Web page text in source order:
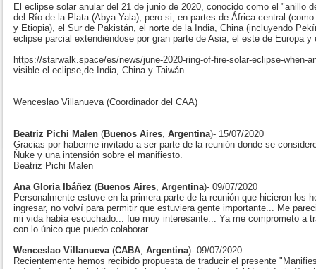
El eclipse solar anular del 21 de junio de 2020, conocido como el "anillo
del Río de la Plata (Abya Yala); pero si, en partes de África central
y Etiopia), el Sur de Pakistán, el norte de la India, China (incluyendo
eclipse parcial extendiéndose por gran parte de Asia, el este de Europa y
https://starwalk.space/es/news/june-2020-ring-of-fire-solar-eclipse-when-
visible el eclipse,de India, China y Taiwán.
Wenceslao Villanueva (Coordinador del CAA)
Beatriz Pichi Malen (Buenos Aires Argentina)- 15/07/2020
Gracias por haberme invitado a ser parte de la reunión donde se
Ñuke y una intensión sobre el manifiesto.
Beatriz Pichi Malen
Ana Gloria Ibáñez (Buenos Aires Argentina)- 09/07/2020
Personalmente estuve en la primera parte de la reunión que hicieron los
ingresar, no volví para permitir que estuviera gente importante... Me
mi vida había escuchado... fue muy interesante... Ya me comprometo a
con lo único que puedo colaborar.
Wenceslao Villanueva (CABA Argentina)- 09/07/2020
Recientemente hemos recibido propuesta de traducir el presente